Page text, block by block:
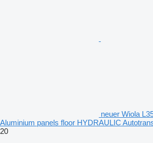
neuer Wiola
Aluminium panels floor HYDRAULIC
20